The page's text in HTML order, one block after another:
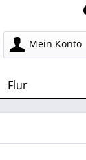
Mein Konto
Flur